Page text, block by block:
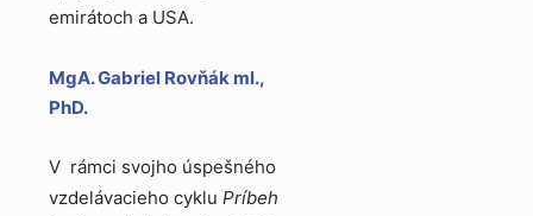
emirátoch a USA.
MgA. Gabriel Rovňák ml.,
PhD.
V rámci svojho úspešného
vzdelávacieho cyklu Príbeh